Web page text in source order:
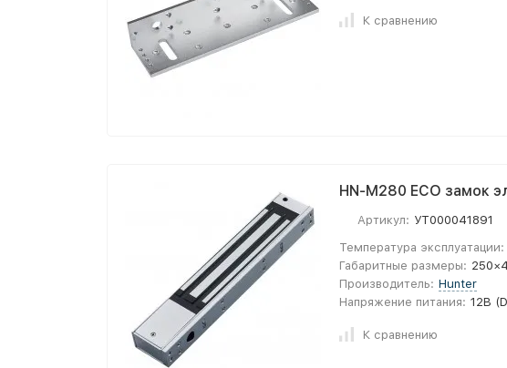
К сравнению
HN-M280 ECO замок
Артикул: УТ000041891
Температура эксплуатации:
Габаритные размеры:
Производитель: Hunter
Напряжение питания: 12В
К сравнению